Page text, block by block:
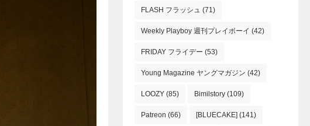
FLASH フラッシュ (71)
Weekly Playboy 週刊プレイボーイ (42)
FRIDAY フライデー (53)
Young Magazine ヤングマガジン (42)
LOOZY (85) Bimilstory (109)
Patreon (66) [BLUECAKE] (141)